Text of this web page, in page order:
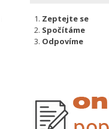
Zeptejte se
Spočítáme
Odpovíme